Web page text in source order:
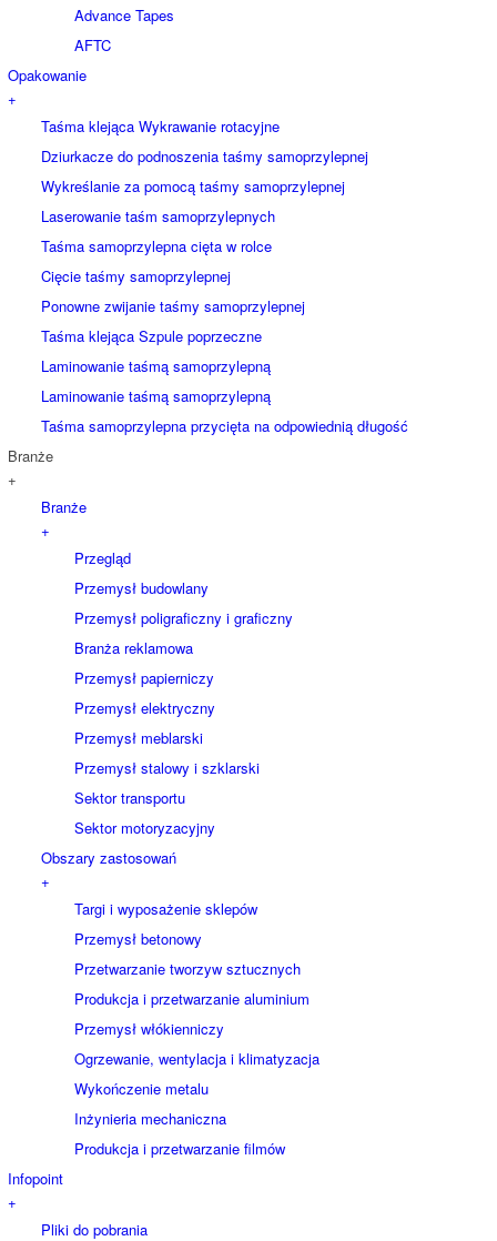
Advance Tapes
AFTC
Opakowanie
+
Taśma klejąca Wykrawanie rotacyjne
Dziurkacze do podnoszenia taśmy samoprzylepnej
Wykreślanie za pomocą taśmy samoprzylepnej
Laserowanie taśm samoprzylepnych
Taśma samoprzylepna cięta w rolce
Cięcie taśmy samoprzylepnej
Ponowne zwijanie taśmy samoprzylepnej
Taśma klejąca Szpule poprzeczne
Laminowanie taśmą samoprzylepną
Laminowanie taśmą samoprzylepną
Taśma samoprzylepna przycięta na odpowiednią długość
Branże
+
Branże
+
Przegląd
Przemysł budowlany
Przemysł poligraficzny i graficzny
Branża reklamowa
Przemysł papierniczy
Przemysł elektryczny
Przemysł meblarski
Przemysł stalowy i szklarski
Sektor transportu
Sektor motoryzacyjny
Obszary zastosowań
+
Targi i wyposażenie sklepów
Przemysł betonowy
Przetwarzanie tworzyw sztucznych
Produkcja i przetwarzanie aluminium
Przemysł włókienniczy
Ogrzewanie, wentylacja i klimatyzacja
Wykończenie metalu
Inżynieria mechaniczna
Produkcja i przetwarzanie filmów
Infopoint
+
Pliki do pobrania